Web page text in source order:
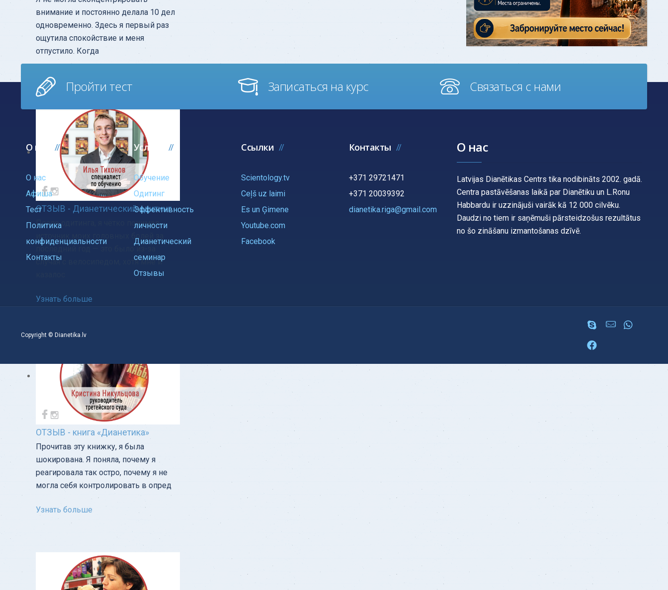
внимание и постоянно делала 10 дел
одновременно. Здесь я первый раз
ощутила спокойствие и меня
отпустило. Когда
Узнать больше
ОТЗЫВ - Дианетический одитинг
После одитинга, я чётко понимал
источник моих головных болей за
случая с велосипедом, хотя мне и
Узнать больше
ОТЗЫВ - книга «Дианетика»
Прочитав эту книжку, я была
шокирована. Я поняла, почему я
реагировала так остро, почему я не
могла себя контролировать в опред
Узнать больше
Пройти тест Записаться на курс Связаться с нами
О нас
О нас
Афиша
Тест
Политика
конфиденциальности
Контакты
Услуги
Обучение
Одитинг
Эффективность
личности
Дианетический
семинар
Отзывы
Ссылки
Scientology.tv
Ceļš uz laimi
Es un Ģimene
Youtube.com
Facebook
Контакты
+371 29721471
+371 20039392
dianetika.riga@gmail.com
О нас
Latvijas Dianētikas Centrs tika nodibināts 2002. gadā.
Centra pastāvēšanas laikā par Dianētiku un L.Ronu
Habbardu ir uzzinājuši vairāk kā 12 000 cilvēku.
Daudzi no tiem ir saņēmuši pārsteidzošus rezultātus
no šo zināšanu izmantošanas dzīvē.
Copyright © Dianetika.lv